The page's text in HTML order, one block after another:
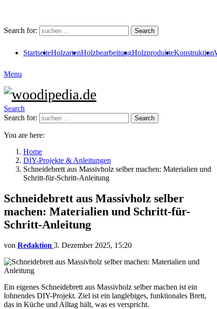
Search for: Search
StartseiteHolzartenHolzbearbeitungHolzprodukteKonstruktion
Menu
Search
Search for:
Search
You are here:
Home
DIY-Projekte & Anleitungen
Schneidebrett aus Massivholz selber machen: Materialien und
Schritt-für-Schritt-Anleitung
Schneidebrett aus Massivholz selber
machen: Materialien und Schritt-für-
Schritt-Anleitung
von Redaktion 3. Dezember 2025, 15:20
Ein eigenes Schneidebrett aus Massivholz selber machen ist ein
lohnendes DIY-Projekt. Ziel ist ein langlebiges, funktionales Brett,
das in Küche und Alltag hält, was es verspricht.